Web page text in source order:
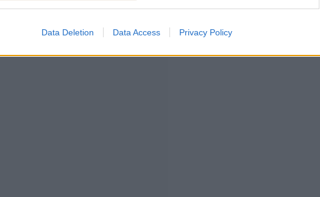
Data Deletion Data Access Privacy Policy